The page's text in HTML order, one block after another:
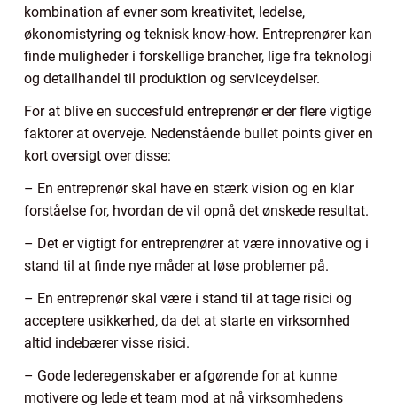
kombination af evner som kreativitet, ledelse,
økonomistyring og teknisk know-how. Entreprenører kan
finde muligheder i forskellige brancher, lige fra teknologi
og detailhandel til produktion og serviceydelser.
For at blive en succesfuld entreprenør er der flere vigtige
faktorer at overveje. Nedenstående bullet points giver en
kort oversigt over disse:
– En entreprenør skal have en stærk vision og en klar
forståelse for, hvordan de vil opnå det ønskede resultat.
– Det er vigtigt for entreprenører at være innovative og i
stand til at finde nye måder at løse problemer på.
– En entreprenør skal være i stand til at tage risici og
acceptere usikkerhed, da det at starte en virksomhed
altid indebærer visse risici.
– Gode lederegenskaber er afgørende for at kunne
motivere og lede et team mod at nå virksomhedens